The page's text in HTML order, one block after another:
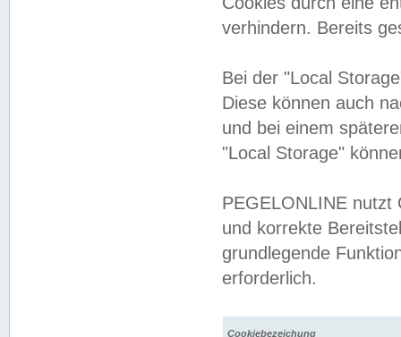
verhindern. Bereits
Bei der "Local
Diese können auch
und bei einem
"Local Storage"
PEGELONLINE nutzt
und korrekte
grundlegende
erforderlich.
Cookiebezeichung